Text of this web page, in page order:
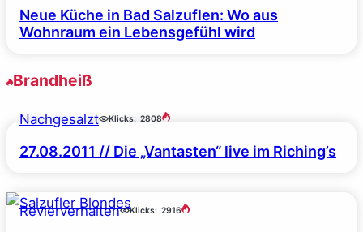
Neue Küche in Bad Salzuflen: Wo aus
Wohnraum ein Lebensgefühl wird
Brandheiß
Nachgesalzt Klicks: 2808
27.08.2011 // Die „Vantasten“ live im Riching’s
Revierverhalten Klicks: 2916